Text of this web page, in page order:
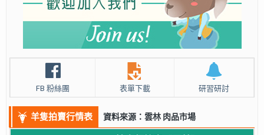
FB 粉絲團 表單下載 研習研討
羊隻拍賣行情表 資料來源：雲林 肉品市場